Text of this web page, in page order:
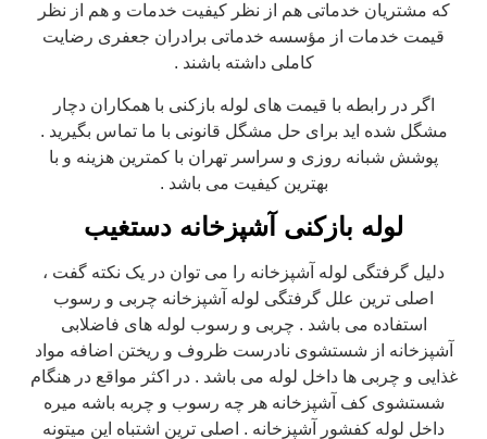
که مشتریان خدماتی هم از نظر کیفیت خدمات و هم از نظر
قیمت خدمات از مؤسسه خدماتی برادران جعفری رضایت
کاملی داشته باشند .
اگر در رابطه با قیمت های لوله بازکنی با همکاران دچار
مشگل شده اید برای حل مشگل قانونی با ما تماس بگیرید .
پوشش شبانه روزی و سراسر تهران با کمترین هزینه و با
بهترین کیفیت می باشد .
لوله بازکنی آشپزخانه دستغیب
دلیل گرفتگی لوله آشپزخانه را می توان در یک نکته گفت ،
اصلی ترین علل گرفتگی لوله آشپزخانه چربی و رسوب
استفاده می باشد . چربی و رسوب لوله های فاضلابی
آشپزخانه از شستشوی نادرست ظروف و ریختن اضافه مواد
غذایی و چربی ها داخل لوله می باشد . در اکثر مواقع در هنگام
شستشوی کف آشپزخانه هر چه رسوب و چربه باشه میره
داخل لوله کفشور آشپزخانه . اصلی ترین اشتباه این میتونه